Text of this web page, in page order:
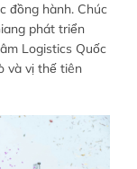
đồng hành. Chúc
phát triển
Logistics Quốc
và vị thế tiên